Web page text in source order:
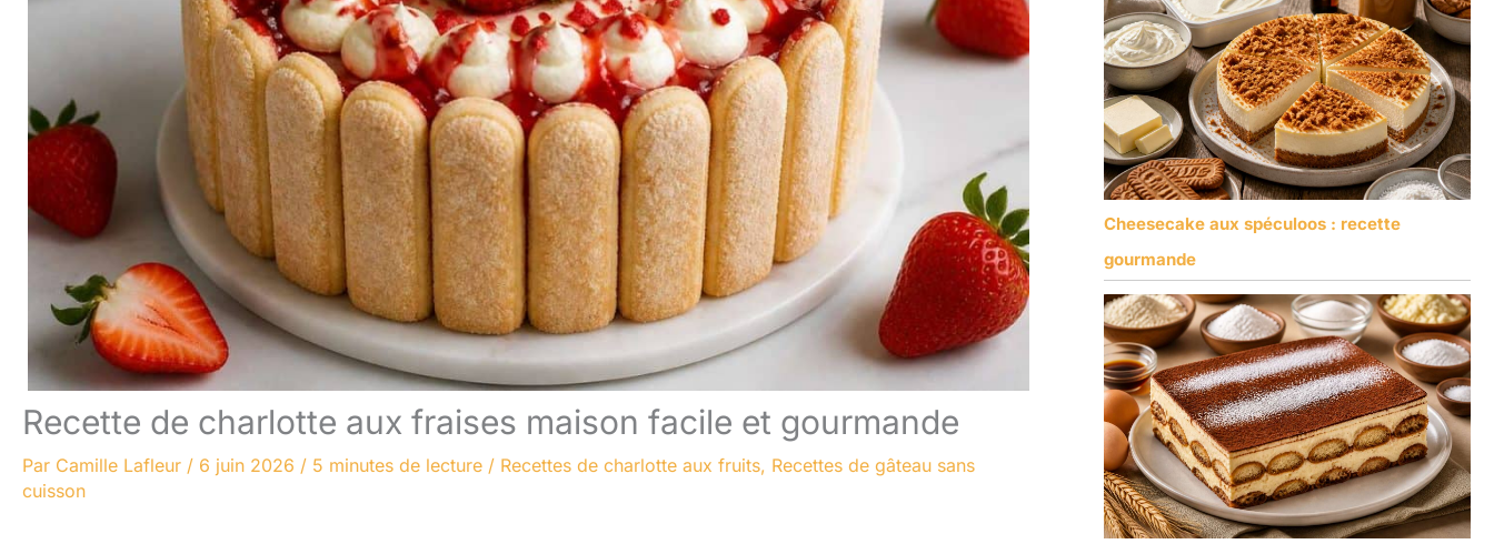
Recette de charlotte aux fraises maison facile et gourmande
Par Camille Lafleur / 6 juin 2026 / 5 minutes de lecture / Recettes de charlotte aux fruits, Recettes de gâteau sans
cuisson
Cheesecake aux spéculoos : recette
gourmande